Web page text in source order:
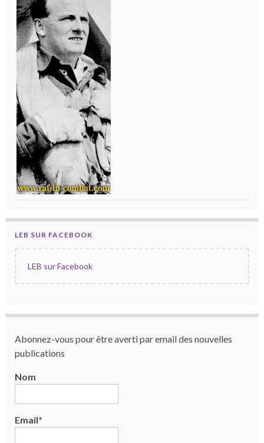
LEB SUR FACEBOOK
LEB sur Facebook
Abonnez-vous pour être averti par email des nouvelles
publications
Nom
Email*